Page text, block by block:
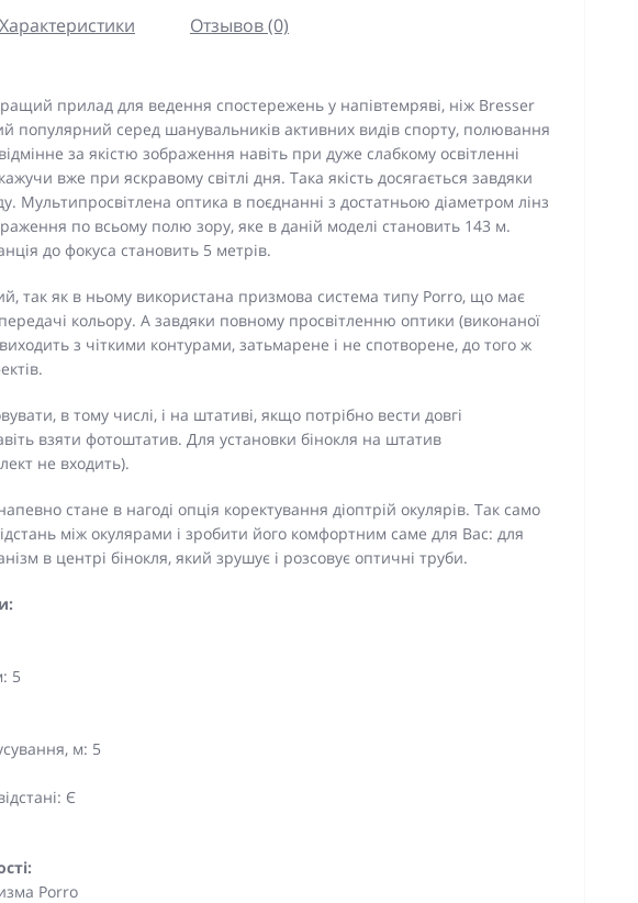
Характеристики Отзывов (0)
прилад для ведення спостережень у напівтемряві, ніж Bresser
популярний серед шанувальників активних видів спорту, полювання
за якістю зображення навіть при дуже слабкому освітленні
вже при яскравому світлі дня. Така якість досягається завдяки
Мультипросвітлена оптика в поєднанні з достатньою діаметром лінз
по всьому полю зору, яке в даній моделі становить 143 м.
до фокуса становить 5 метрів.
так як в ньому використана призмова система типу Porro, що має
кольору. А завдяки повному просвітленню оптики (виконаної
з чіткими контурами, затьмарене і не спотворене, до того ж
в тому числі, і на штативі, якщо потрібно вести довгі
взяти фотоштатив. Для установки бінокля на штатив
не входить).
стане в нагоді опція коректування діоптрій окулярів. Так само
між окулярами і зробити його комфортним саме для Вас: для
в центрі бінокля, який зрушує і розсовує оптичні труби.
5
м: 5
Є
Porro